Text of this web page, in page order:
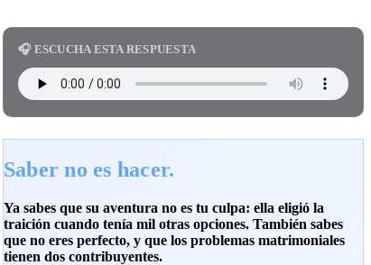
🎧 ESCUCHA ESTA RESPUESTA
Saber no es hacer.
Ya sabes que su aventura no es tu culpa: ella eligió la
traición cuando tenía mil otras opciones. También sabes
que no eres perfecto, y que los problemas matrimoniales
tienen dos contribuyentes.